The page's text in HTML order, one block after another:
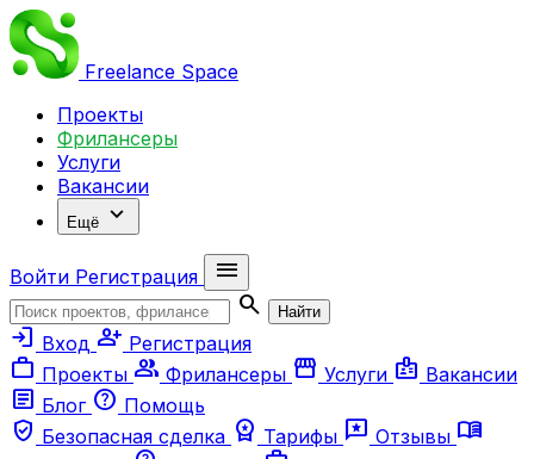
Freelance Space
Проекты
Фрилансеры
Услуги
Вакансии
Ещё expand_more
Войти Регистрация
menu
search
Найти
login Вход person_add Регистрация
work Проекты group Фрилансеры storefront Услуги badge Вакансии
article Блог help Помощь
verified_user Безопасная сделка workspace_premium Тарифы reviews Отзывы menu_book